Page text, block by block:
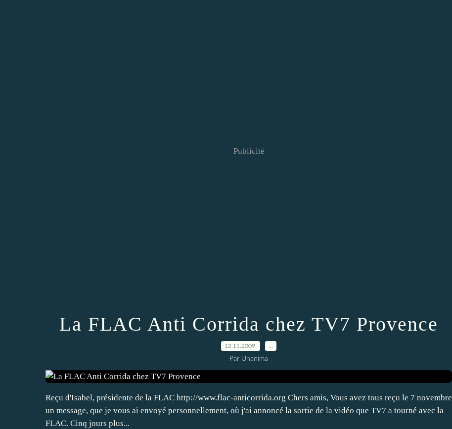
Publicité
La FLAC Anti Corrida chez TV7 Provence
12.11.2009
Par Unanima
Reçu d'Isabel, présidente de la FLAC http://www.flac-anticorrida.org Chers amis, Vous avez tous reçu le 7 novembre
un message, que je vous ai envoyé personnellement, où j'ai annoncé la sortie de la vidéo que TV7 a tourné avec la
FLAC. Cinq jours plus...